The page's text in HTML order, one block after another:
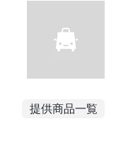
提供商品一覧